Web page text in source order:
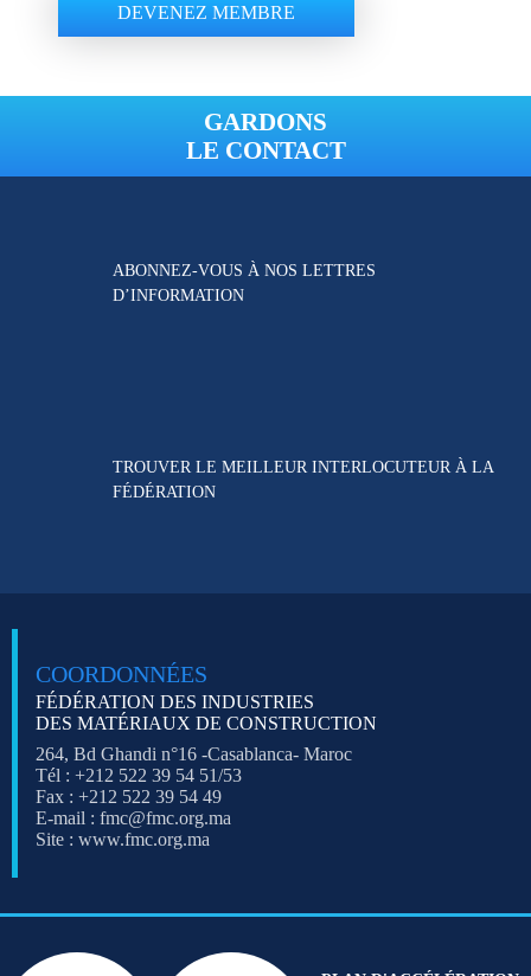
DEVENEZ MEMBRE
GARDONS
LE CONTACT
ABONNEZ-VOUS À NOS LETTRES
D’INFORMATION
TROUVER LE MEILLEUR INTERLOCUTEUR À LA
FÉDÉRATION
COORDONNÉES
FÉDÉRATION DES INDUSTRIES
DES MATÉRIAUX DE CONSTRUCTION
264, Bd Ghandi n°16 -Casablanca- Maroc
Tél : +212 522 39 54 51/53
Fax : +212 522 39 54 49
E-mail : fmc@fmc.org.ma
Site : www.fmc.org.ma